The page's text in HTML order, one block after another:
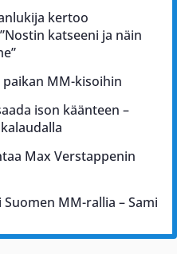
kertoo
katseeni ja näin
MM-kisoihin
ison käänteen –
Max Verstappenin
MM-rallia – Sami